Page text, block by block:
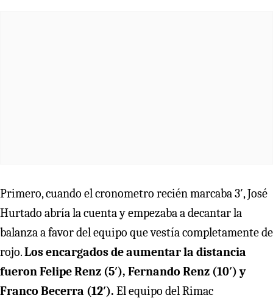
Primero, cuando el cronometro recién marcaba 3′, José
Hurtado abría la cuenta y empezaba a decantar la
balanza a favor del equipo que vestía completamente de
rojo.Los encargados de aumentar la distancia
fueron Felipe Renz (5′), Fernando Renz (10′) y
Franco Becerra (12′). El equipo del Rimac